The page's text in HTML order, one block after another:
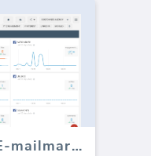
CampaignMonitor E-mailmarketing sjabloon (Rapport)